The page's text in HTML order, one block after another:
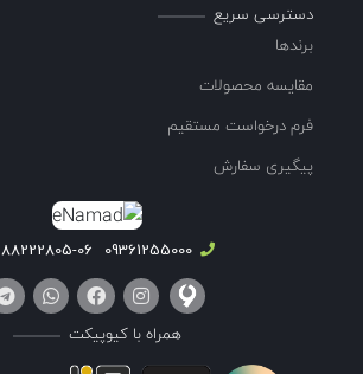
دسترسی سریع
برندها
مقایسه محصولات
فرم درخواست مستقیم
پیگیری سفارش
09361255000
88222805-06 - 021
همراه با کیوپیکت